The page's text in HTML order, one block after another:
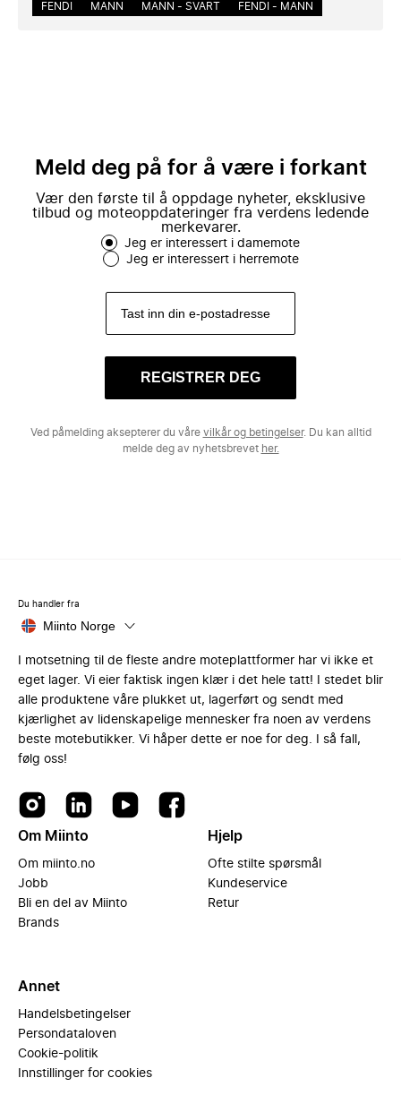
FENDI MANN MANN - SVART FENDI - MANN
Meld deg på for å være i forkant
Vær den første til å oppdage nyheter, eksklusive
tilbud og moteoppdateringer fra verdens ledende
merkevarer.
Jeg er interessert i damemote
Jeg er interessert i herremote
REGISTRER DEG
Ved påmelding aksepterer du våre vilkår og betingelser. Du kan alltid
melde deg av nyhetsbrevet her.
Du handler fra
Miinto Norge
I motsetning til de fleste andre moteplattformer har vi ikke et
eget lager. Vi eier faktisk ingen klær i det hele tatt! I stedet blir
alle produktene våre plukket ut, lagerført og sendt med
kjærlighet av lidenskapelige mennesker fra noen av verdens
beste motebutikker. Vi håper dette er noe for deg. I så fall,
følg oss!
Om Miinto
Om miinto.no
Jobb
Bli en del av Miinto
Brands
Hjelp
Ofte stilte spørsmål
Kundeservice
Retur
Annet
Handelsbetingelser
Persondataloven
Cookie-politik
Innstillinger for cookies